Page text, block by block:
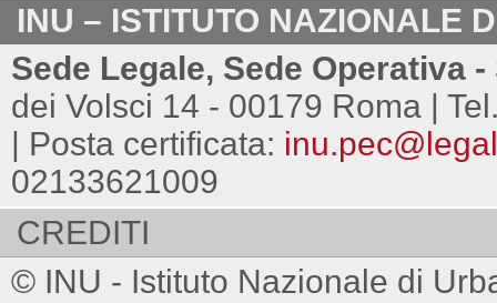
INU – ISTITUTO NAZIONALE
Sede Legale, Sede Operativa
dei Volsci 14 - 00179 Roma |
| Posta certificata:
02133621009
CREDITI
© INU - Istituto Nazionale di